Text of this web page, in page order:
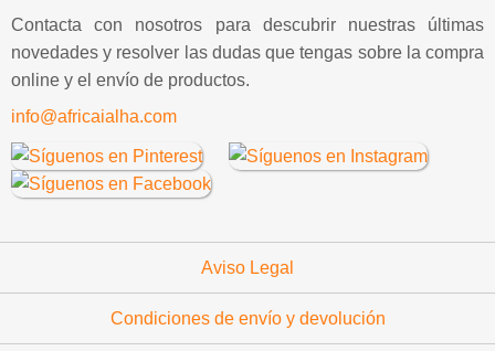
Contacta con nosotros para descubrir nuestras últimas
novedades y resolver las dudas que tengas sobre la compra
online y el envío de productos.
info@africaialha.com
Aviso Legal
Condiciones de envío y devolución